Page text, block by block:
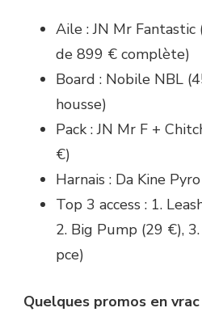
Aile : JN Mr
de 899 € complète)
Board : Nobile NBL
housse)
Pack : JN Mr F +
€)
Harnais : Da Kine
Top 3 access : 1.
2. Big Pump (29 €),
pce)
Quelques promos en vrac